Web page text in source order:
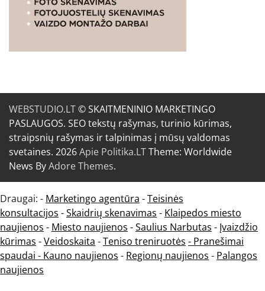
WEBSTUDIO.LT© SKAITMENINIO MARKETINGO
PASLAUGOS. SEO tekstų rašymas, turinio kūrimas,
straipsnių rašymas ir talpinimas į mūsų valdomas
svetaines. 2026Apie Politika.LTTheme: Worldwide
News ByAdore Themes.
Draugai: - Marketingo agentūra -Teisinės
konsultacijos -Skaidrių skenavimas - Klaipedos miesto
naujienos - Miesto naujienos -Saulius Narbutas - Įvaizdžio
kūrimas -Veidoskaita -Teniso treniruotės - Pranešimai
spaudai - Kauno naujienos - Regionų naujienos - Palangos
naujienos